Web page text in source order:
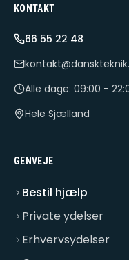
KONTAKT
66 55 22 48
Alle dage: 09:00 -
Hele Sjælland
GENVEJE
Bestil hjælp
Private ydelser
Erhvervsydelser